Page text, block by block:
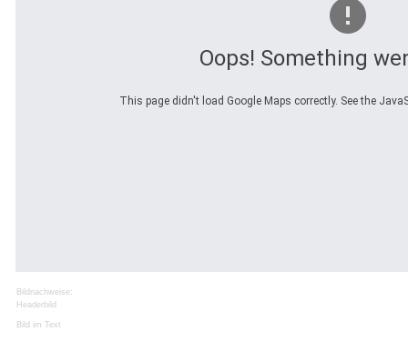
Oops! Something
This page didn't load Google Maps correctly. See the
Bildnachweise:
Headerbild
Bild im Text